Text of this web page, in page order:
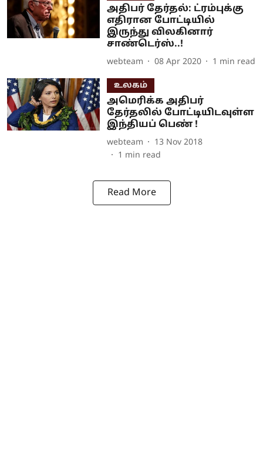
அதிபர் தேர்தல்: ட்ரம்புக்கு
எதிரான போட்டியில்
இருந்து விலகினார்
சாண்டெர்ஸ்..!
webteam 08 Apr 2020 1 min read
உலகம்
அமெரிக்க அதிபர்
தேர்தலில் போட்டியிடவுள்ள
இந்தியப் பெண் !
webteam
13 Nov 2018
1 min read
Read More